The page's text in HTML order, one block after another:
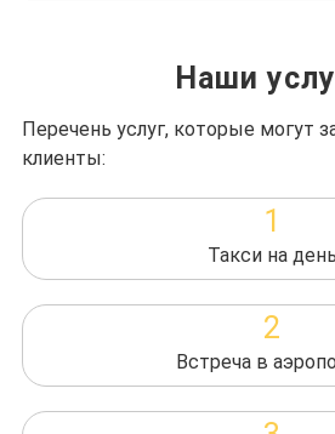
Наши
Перечень услуг, которые могут
клиенты:
1
Такси на день
2
Встреча в